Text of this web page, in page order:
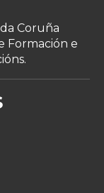
Coruña
Formación e